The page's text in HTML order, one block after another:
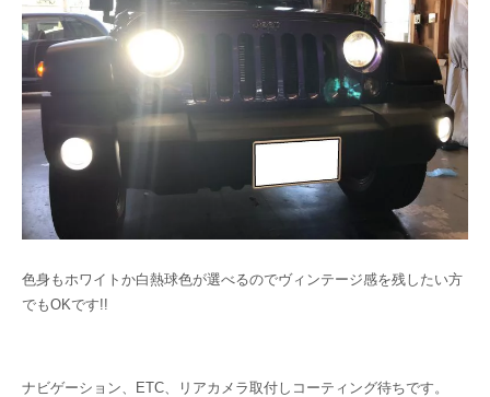
色身もホワイトか白熱球色が選べるのでヴィンテージ感を残したい方
でもOKです!!
ナビゲーション、ETC、リアカメラ取付しコーティング待ちです。